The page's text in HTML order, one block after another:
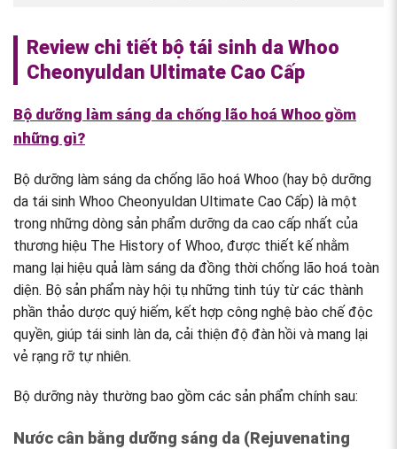
Review chi tiết bộ tái sinh da Whoo
Cheonyuldan Ultimate Cao Cấp
Bộ dưỡng làm sáng da chống lão hoá Whoo gồm
những gì?
Bộ dưỡng làm sáng da chống lão hoá Whoo (hay bộ dưỡng
da tái sinh Whoo Cheonyuldan Ultimate Cao Cấp) là một
trong những dòng sản phẩm dưỡng da cao cấp nhất của
thương hiệu The History of Whoo, được thiết kế nhằm
mang lại hiệu quả làm sáng da đồng thời chống lão hoá toàn
diện. Bộ sản phẩm này hội tụ những tinh túy từ các thành
phần thảo dược quý hiếm, kết hợp công nghệ bào chế độc
quyền, giúp tái sinh làn da, cải thiện độ đàn hồi và mang lại
vẻ rạng rỡ tự nhiên.
Bộ dưỡng này thường bao gồm các sản phẩm chính sau:
Nước cân bằng dưỡng sáng da (Rejuvenating